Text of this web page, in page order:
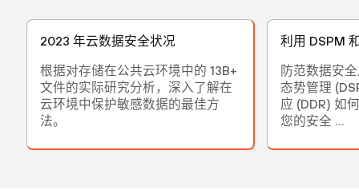
2023 年云数据安全状况
根据对存储在公共云环境中的 13B+
文件的实际研究分析，深入了解在
云环境中保护敏感数据的最佳方
法。
利用 DSPM
防范数据安
态势管理
应 (DDR) 如
您的安全 ...